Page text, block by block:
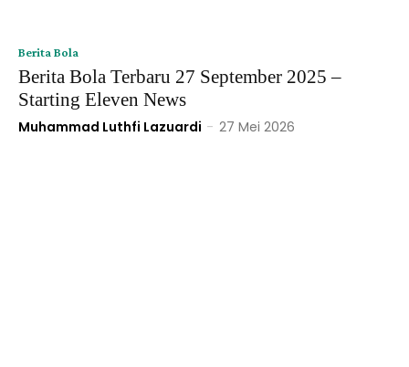
Berita Bola
Berita Bola Terbaru 27 September 2025 –
Starting Eleven News
Muhammad Luthfi Lazuardi - 27 Mei 2026